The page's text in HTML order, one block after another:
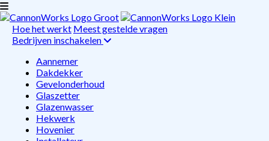
Hoe het werkt Meest gestelde vragen
Bedrijven inschakelen
Aannemer
Dakdekker
Gevelonderhoud
Glaszetter
Glazenwasser
Hekwerk
Hovenier